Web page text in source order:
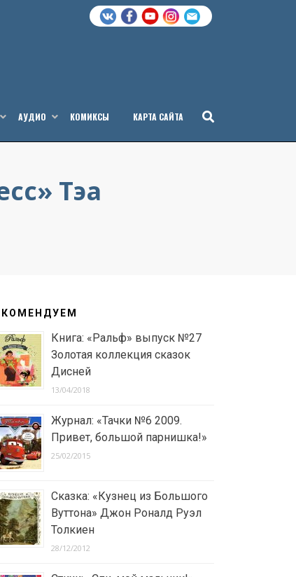
АУДИО КОМИКСЫ КАРТА САЙТА
Тэа
Книга: «Ральф» выпуск №27
Золотая коллекция сказок
Дисней
13/04/2018
Журнал: «Тачки №6 2009.
Привет, большой парнишка!»
25/02/2015
Сказка: «Кузнец из Большого
Вуттона» Джон Роналд Руэл
Толкиен
28/12/2012